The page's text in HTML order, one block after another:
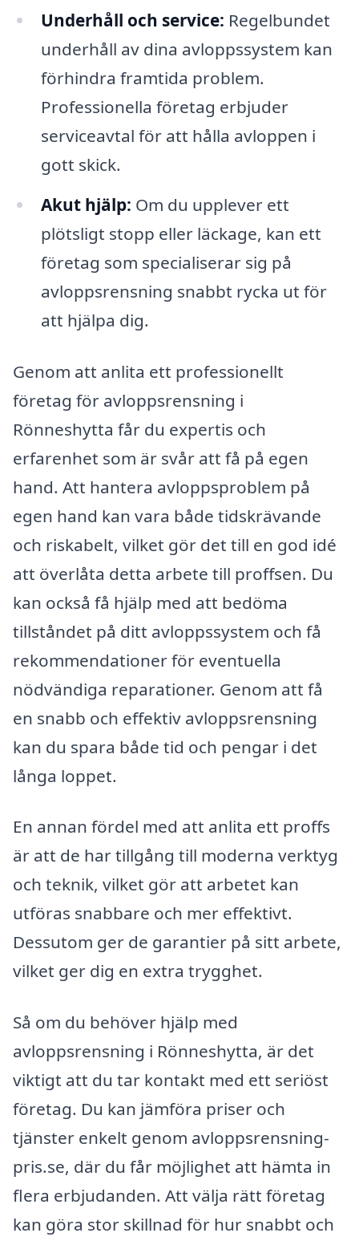
Underhåll och service: Regelbundet
underhåll av dina avloppssystem kan
förhindra framtida problem.
Professionella företag erbjuder
serviceavtal för att hålla avloppen i
gott skick.
Akut hjälp: Om du upplever ett
plötsligt stopp eller läckage, kan ett
företag som specialiserar sig på
avloppsrensning snabbt rycka ut för
att hjälpa dig.
Genom att anlita ett professionellt
företag för avloppsrensning i
Rönneshytta får du expertis och
erfarenhet som är svår att få på egen
hand. Att hantera avloppsproblem på
egen hand kan vara både tidskrävande
och riskabelt, vilket gör det till en god idé
att överlåta detta arbete till proffsen. Du
kan också få hjälp med att bedöma
tillståndet på ditt avloppssystem och få
rekommendationer för eventuella
nödvändiga reparationer. Genom att få
en snabb och effektiv avloppsrensning
kan du spara både tid och pengar i det
långa loppet.
En annan fördel med att anlita ett proffs
är att de har tillgång till moderna verktyg
och teknik, vilket gör att arbetet kan
utföras snabbare och mer effektivt.
Dessutom ger de garantier på sitt arbete,
vilket ger dig en extra trygghet.
Så om du behöver hjälp med
avloppsrensning i Rönneshytta, är det
viktigt att du tar kontakt med ett seriöst
företag. Du kan jämföra priser och
tjänster enkelt genom avloppsrensning-
pris.se, där du får möjlighet att hämta in
flera erbjudanden. Att välja rätt företag
kan göra stor skillnad för hur snabbt och